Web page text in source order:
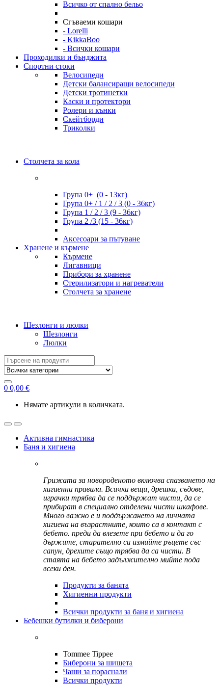
Всичко от спално бельо
Сгъваеми кошари
- Lorelli
- KikkaBoo
- Всички кошари
Проходилки и бънджита
Спортни стоки
Велосипеди
Детски балансиращи велосипеди
Детски тротинетки
Каски и протектори
Ролери и кънки
Скейтборди
Триколки
Столчета за кола
Група 0+ (0 - 13кг)
Група 0+ / 1 / 2 / 3 (0 - 36кг)
Група 1 / 2 / 3 (9 - 36кг)
Група 2 /3 (15 - 36кг)
Аксесоари за пътуване
Хранене и кърмене
Кърмене
Лигавници
Прибори за хранене
Стерилизатори и нагреватели
Столчета за хранене
Шезлонги и люлки
Шезлонги
Люлки
Search
for:
0 0,00 €
Нямате артикули в количката.
Активна гимнастика
Баня и хигиена
Грижата за новороденото включва спазването на
хигиенни правила. Всички вещи, дрешки, съдове,
играчки трябва да се поддържат чисти, да се
прибират в специално отделени чисти шкафове.
Много важно е и поддържането на личната
хигиена на възрастните, които са в контакт с
бебето. преди да влезете при бебето и да го
държите, старателно си измийте ръцете със
сапун, дрехите също трябва да са чисти. В
стаята на бебето задължително мийте пода
всеки ден.
Продукти за банята
Хигиенни продукти
Всички продукти за баня и хигиена
Бебешки бутилки и биберони
Tommee Tippee
Биберони за шишета
Чаши за пораснали
Всички продукти